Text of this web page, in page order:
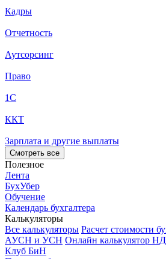
Кадры
Отчетность
Аутсорсинг
Право
1С
ККТ
Зарплата и другие выплаты
Смотреть все
Полезное
Лента
БухУбер
Обучение
Календарь бухгалтера
Калькуляторы
Все калькуляторы Расчет стоимости
АУСН и УСН Онлайн калькулятор
Клуб БиН